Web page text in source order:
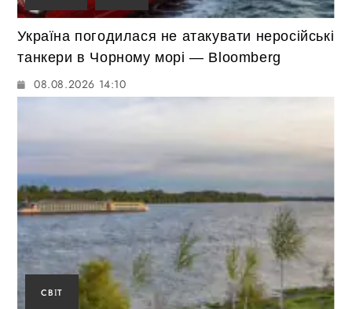
Україна погодилася не атакувати неросійські
танкери в Чорному морі — Bloomberg
08.08.2026 14:10
СВІТ